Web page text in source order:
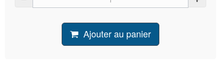
Ajouter au panier